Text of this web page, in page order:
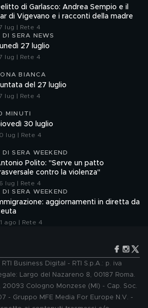
di Garlasco: Andrea Sempio e il
di Vigevano e i racconti della madre
lug | Rete 4
DI SERA NEWS
27 luglio
lug | Rete 4
BIANCA
del 27 luglio
lug | Rete 4
MINUTI
30 luglio
lug | Rete 4
DI SERA WEEKEND
Polito: "Serve un patto
contro la violenza"
lug | Rete 4
DI SERA WEEKEND
aggiornamenti in diretta da
ago | Rete 4
Business Digital - RTI S.p.A.: p. iva
Largo del Nazareno 8, 00187 Roma.
20093 Cologno Monzese (MI) - Cap. Soc.
- Gruppo MFE Media For Europe N.V. -